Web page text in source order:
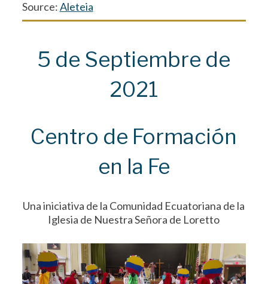
Source:Aleteia
5 de Septiembre de
2021
Centro de Formación
en la Fe
Una iniciativa de la Comunidad Ecuatoriana de la
Iglesia de Nuestra Señora de Loretto